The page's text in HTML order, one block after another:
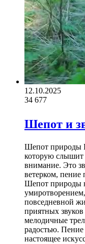
12.10.2025
34 677
Шепот и
Шепот природы
которую слышит
внимание. Это
ветерком,
Шепот природы
повседневной
приятных
мелодичные
радостью. Пение
настоящее